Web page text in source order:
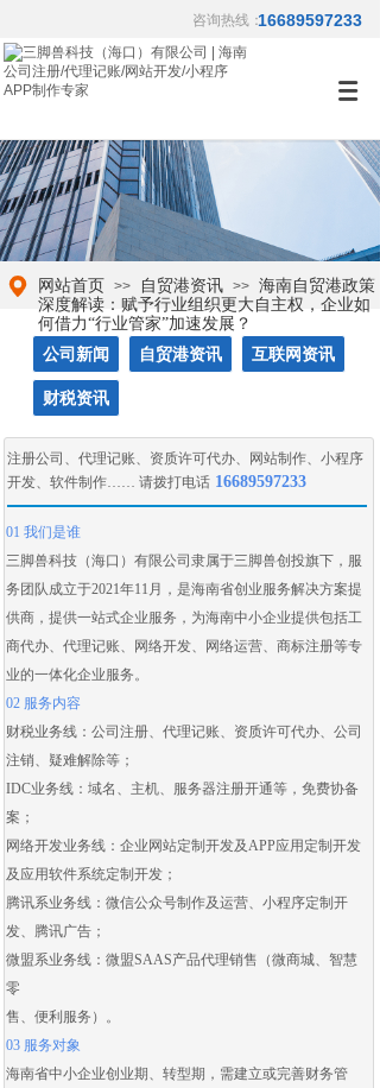
咨询热线：16689597233
网站首页 >> 自贸港资讯 >> 海南自贸港政策
深度解读：赋予行业组织更大自主权，企业如
何借力“行业管家”加速发展？
公司新闻 自贸港资讯 互联网资讯
财税资讯
01 我们是谁
三脚兽科技（海口）有限公司隶属于三脚兽创投旗下，服
务团队成立于2021年11月，是海南省创业服务解决方案提
供商，提供一站式企业服务，为海南中小企业提供包括工
商代办、 代理记账、 网络开发、 网络运营、 商标注册等专
业的一体化企业服务。
02 服务内容
财税业务线： 公司注册、 代理记账、 资质许可代办、 公司
注销、 疑难解除等；
IDC业务线：域名、主机、服务器注册开通等，免费协备
案；
网络开发业务线： 企业网站定制开发及APP应用定制开发
及应用软件系统定制开发 ；
腾讯系业务线：微信公众号制作及运营、 小程序定制开
发、腾讯广告；
微盟系业务线： 微盟SAAS产品代理销售（微商城、智慧
零
售、便利服务）。
03 服务对象
海南省中小企业创业期、转型期，需建立或完善财务管
注册公司 、 代理记账、 资质许可代办、 网站制作、 小程序
开发、 软件制作…… 请拨打电话 16689597233